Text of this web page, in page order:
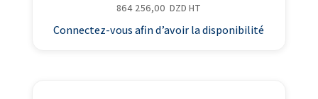
864 256,00 DZD HT
Connectez-vous afin d’avoir la disponibilité